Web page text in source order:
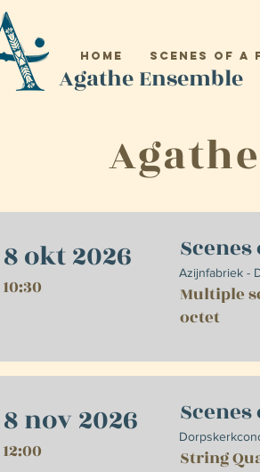
Home Scenes of a
Agathe Ensemble
8 okt 2026
10:30
Multiple
octet
Azijnfabriek -
8 nov 2026
12:00 String